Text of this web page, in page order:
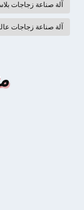
آلة صناعة زجاجات
آلة صناعة زجاجات